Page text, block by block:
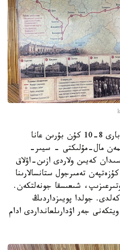
قونىس اۋدارۋ تۋرالى حالىققا نەبارى 8-10 كۇن بۇرىن عانا
مال-مۇلىكتى - سيىر-
كەيىن ولاردى ازىن-اۋلاق
تەمىرجول ستانسالارىنا
شىعىسقا جونەلتكەن.
اي ءجۇرىپ كەلدى. جولدا پويىزداردىڭ
جەر اۋدارىلعانداردى ادام